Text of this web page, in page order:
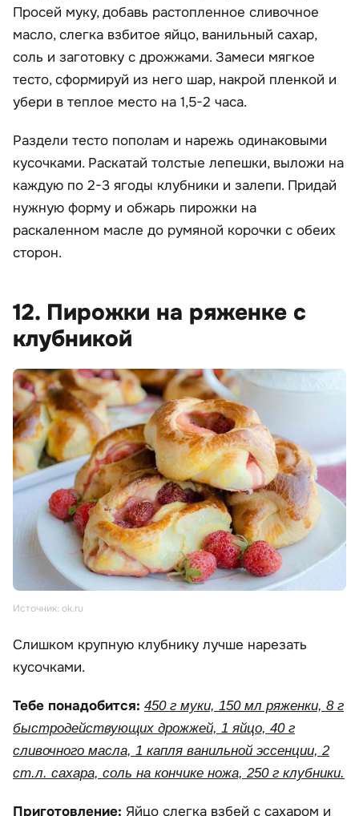
Просей муку, добавь растопленное сливочное
масло, слегка взбитое яйцо, ванильный сахар,
соль и заготовку с дрожжами. Замеси мягкое
тесто, сформируй из него шар, накрой пленкой и
убери в теплое место на 1,5-2 часа.
Раздели тесто пополам и нарежь одинаковыми
кусочками. Раскатай толстые лепешки, выложи на
каждую по 2-3 ягоды клубники и залепи. Придай
нужную форму и обжарь пирожки на
раскаленном масле до румяной корочки с обеих
сторон.
12. Пирожки на ряженке с
клубникой
Источник: ok.ru
Слишком крупную клубнику лучше нарезать
кусочками.
Тебе понадобится: 450 г муки, 150 мл ряженки, 8 г
быстродействующих дрожжей, 1 яйцо, 40 г
сливочного масла, 1 капля ванильной эссенции, 2
ст.л. сахара, соль на кончике ножа, 250 г клубники.
Приготовление: Яйцо слегка взбей с сахаром и